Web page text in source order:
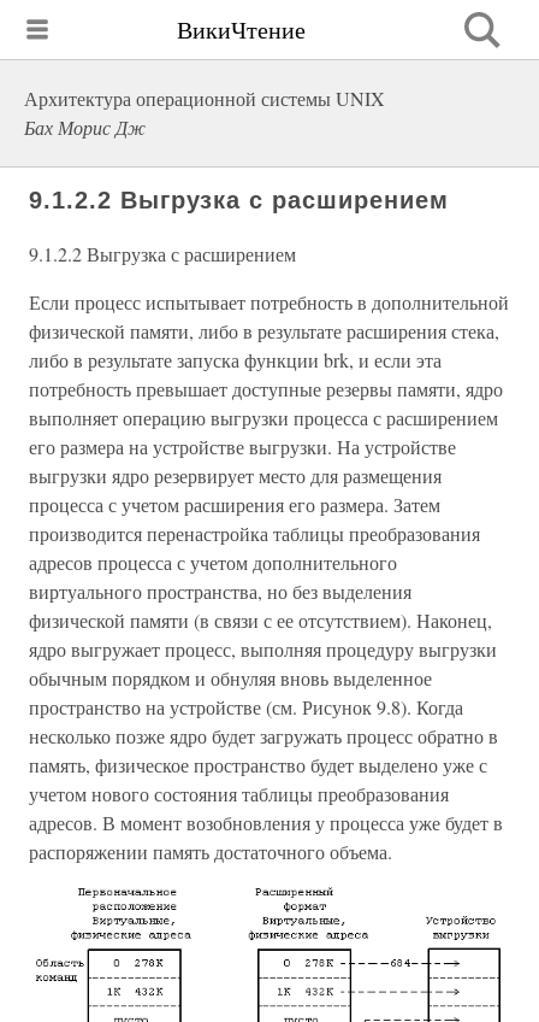
ВикиЧтение
Архитектура операционной системы UNIX
Бах Морис Дж
9.1.2.2 Выгрузка с расширением
9.1.2.2 Выгрузка с расширением
Если процесс испытывает потребность в дополнительной
физической памяти, либо в результате расширения стека,
либо в результате запуска функции brk, и если эта
потребность превышает доступные резервы памяти, ядро
выполняет операцию выгрузки процесса с расширением
его размера на устройстве выгрузки. На устройстве
выгрузки ядро резервирует место для размещения
процесса с учетом расширения его размера. Затем
производится перенастройка таблицы преобразования
адресов процесса с учетом дополнительного
виртуального пространства, но без выделения
физической памяти (в связи с ее отсутствием). Наконец,
ядро выгружает процесс, выполняя процедуру выгрузки
обычным порядком и обнуляя вновь выделенное
пространство на устройстве (см. Рисунок 9.8). Когда
несколько позже ядро будет загружать процесс обратно в
память, физическое пространство будет выделено уже с
учетом нового состояния таблицы преобразования
адресов. В момент возобновления у процесса уже будет в
распоряжении память достаточного объема.